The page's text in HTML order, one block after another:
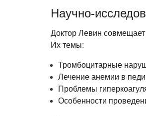
Научно-
Доктор Левин
Их темы:
Тромбоцитарные
Лечение анемии в
Проблемы
Особенности